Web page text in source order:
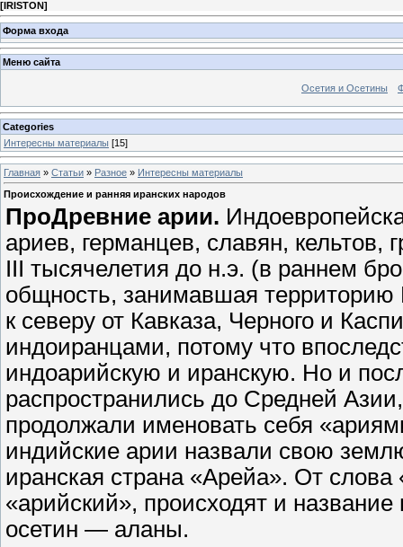
[IRISTON]
Форма входа
Меню сайта
Осетия и Осетины
Categories
Интересны материалы [15]
Главная » Статьи » Разное » Интересны материалы
Происхождение и ранняя иранских народов
ПроДревние арии.
ариев, германцев, славян, кельтов,
III тысячелетия до н.э. (в раннем
общность, занимавшая
к северу от Кавказа, Черного и
индоиранцами, потому что
индоарийскую и иранскую. Но и
распространились до Средней
продолжали именовать себя
индийские арии назвали свою
иранская страна «Арейа». От слова
«арийский», происходят и
осетин — аланы.